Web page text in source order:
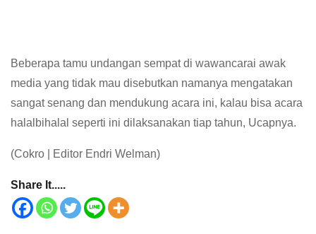
Beberapa tamu undangan sempat di wawancarai awak
media yang tidak mau disebutkan namanya mengatakan
sangat senang dan mendukung acara ini, kalau bisa acara
halalbihalal seperti ini dilaksanakan tiap tahun, Ucapnya.
(Cokro | Editor Endri Welman)
Share It.....